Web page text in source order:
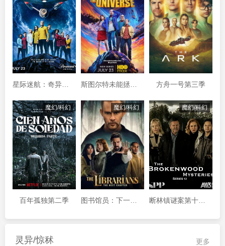
星际迷航：奇异新世界第四季 斯图尔特未能拯救宇宙 方舟一号第三季
魔幻/科幻
百年孤独第二季
魔幻/科幻
图书馆员：下一章第二季
魔幻/科幻
断林镇谜案第十二季
更多
灵异/惊秫